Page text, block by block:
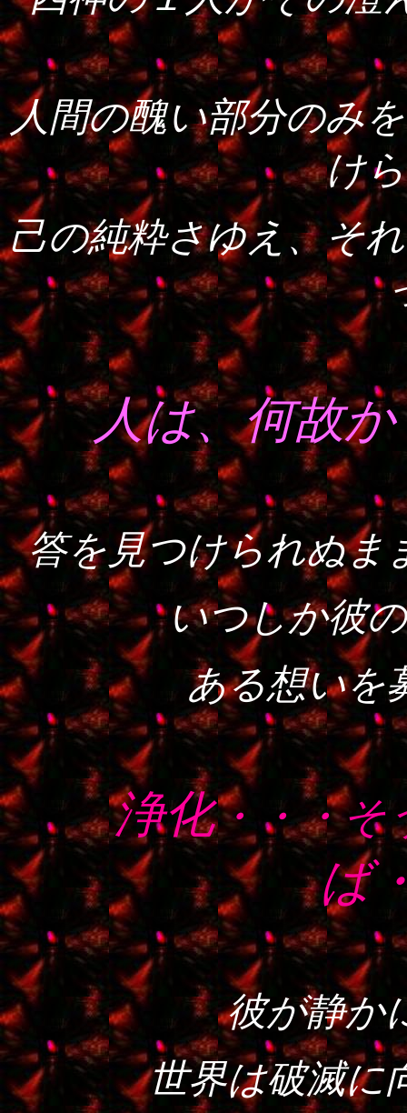
人間の醜い部分のみ
け
己の純粋さゆえ、そ
人は、何故
答を見つけられぬま
いつしか彼
ある想いを
浄化・・・そ
ば
彼が静か
世界は破滅に